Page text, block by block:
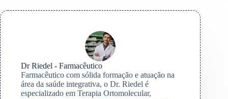
Dr Riedel - Farmacêutico
Farmacêutico com sólida formação e atuação na
área da saúde integrativa, o Dr. Riedel é
especializado em Terapia Ortomolecular,